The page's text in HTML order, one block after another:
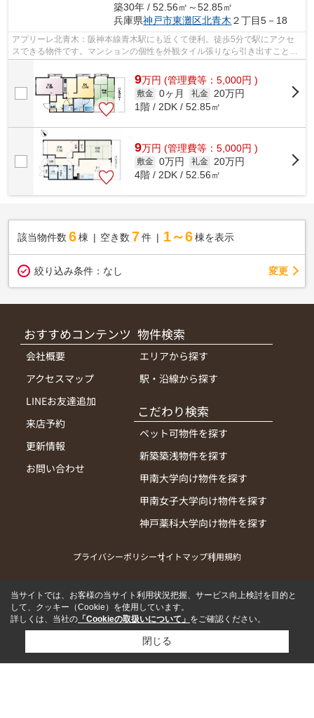
築30年 / 52.56㎡～52.85㎡
兵庫県神戸市東灘区北青木 ２丁目5－18
アプリーレ北青木：阪神本線青木駅にも近くて便利。徒歩5分で駅にアクセ
スできる物件です。マンションの個性を外観タイル張りなら引き出すことが
できます。新しい日々を送るにふさわし...
9万円 (管理費等：5,000円 )
敷金 0ヶ月 礼金 20万円
1階 / 2DK / 52.85㎡
9万円 (管理費等：5,000円 )
敷金 0万円 礼金 20万円
4階 / 2DK / 52.56㎡
該当物件数 6棟 空き数 7 件 1～6 棟を表示
絞り込み条件： なし 変更
おすすめコンテンツ
会社概要
アクセスマップ
LINEお友達追加
来店予約
更新情報
お問い合わせ
物件検索
エリアから探す
駅・沿線から探す
こだわり検索
ペット可物件を探す
新築築浅物件を探す
甲南大学向け物件を探す
甲南女子大学向け物件を探す
神戸薬科大学向け物件を探す
プライバシーポリシーサイトマップ利用規約
当サイトでは、お客様の当サイト利用状況把握、サービス向上検討を目的と
して、クッキー（Cookie）を使用しています。
詳しくは、当社の 「Cookieの取扱いについて」 をご確認ください。
閉じる